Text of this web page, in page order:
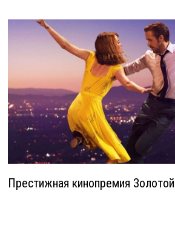
Престижная кинопремия